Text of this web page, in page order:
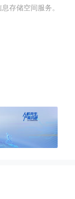
存储空间服务。